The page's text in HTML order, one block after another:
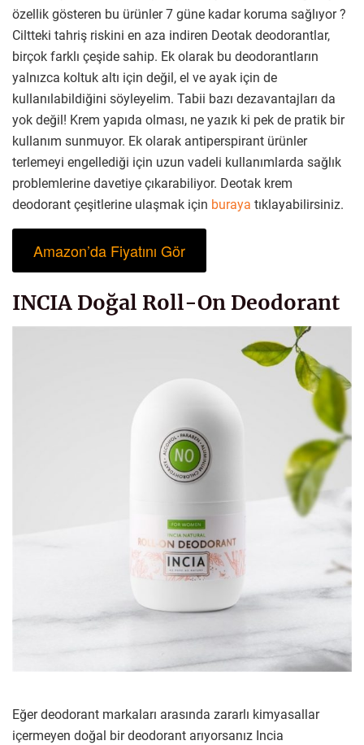
özellik gösteren bu ürünler 7 güne kadar koruma sağlıyor ?
Ciltteki tahriş riskini en aza indiren Deotak deodorantlar,
birçok farklı çeşide sahip. Ek olarak bu deodorantların
yalnızca koltuk altı için değil, el ve ayak için de
kullanılabildiğini söyleyelim. Tabii bazı dezavantajları da
yok değil! Krem yapıda olması, ne yazık ki pek de pratik bir
kullanım sunmuyor. Ek olarak antiperspirant ürünler
terlemeyi engellediği için uzun vadeli kullanımlarda sağlık
problemlerine davetiye çıkarabiliyor. Deotak krem
deodorant çeşitlerine ulaşmak için buraya tıklayabilirsiniz.
Amazon’da Fiyatını Gör
INCIA Doğal Roll-On Deodorant
Eğer deodorant markaları arasında zararlı kimyasallar
içermeyen doğal bir deodorant arıyorsanız Incia